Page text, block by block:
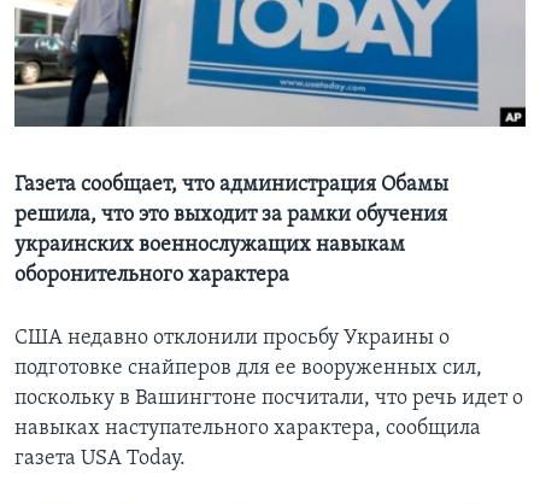
Learning English
СОЦИАЛЬНЫЕ СЕТИ
Языки
Газета сообщает, что администрация Обамы
решила, что это выходит за рамки обучения
украинских военнослужащих навыкам
оборонительного характера
США недавно отклонили просьбу Украины о
подготовке снайперов для ее вооруженных сил,
поскольку в Вашингтоне посчитали, что речь идет о
навыках наступательного характера, сообщила
газета USA Today.